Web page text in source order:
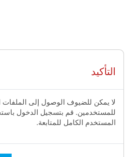
التأكيد
لا يمكن للضيوف الوصول إلى
للمستخدمين. قم بتسجيل الدخول
المستخدم الكامل للمتابعة.